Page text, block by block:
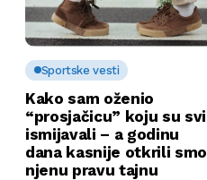
Sportske vesti
Kako sam oženio
“prosjačicu” koju su svi
ismijavali – a godinu
dana kasnije otkrili smo
njenu pravu tajnu